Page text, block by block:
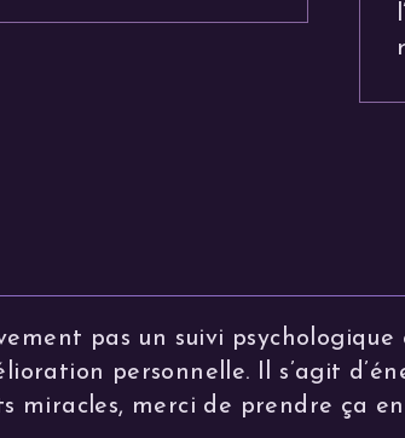
pas un suivi psychologique
personnelle. Il s’agit
miracles, merci de prendre ça